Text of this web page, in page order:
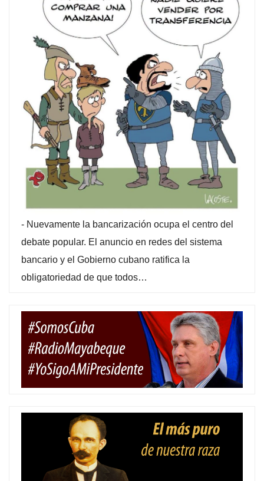
- Nuevamente la bancarización ocupa el centro del
debate popular. El anuncio en redes del sistema
bancario y el Gobierno cubano ratifica la
obligatoriedad de que todos…